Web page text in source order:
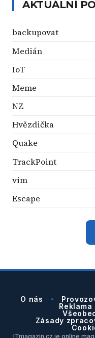
AKTUÁLNÍ
backupovat
Medián
IoT
Meme
NZ
Hvězdička
Quake
TrackPoint
vim
Escape
O nás
Reklama
Zásady
ITmagazin.cz je online